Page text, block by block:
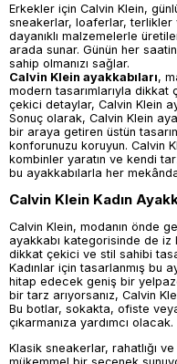
Erkekler için Calvin Klein,
sneakerlar, loaferlar, terlikler
dayanıklı malzemelerle
arada sunar. Günün her
sahip olmanızı sağlar.
Calvin Klein ayakkabıları,
modern tasarımlarıyla
çekici detaylar, Calvin Klein
Sonuç olarak, Calvin Klein
bir araya getiren üstün
konforunuzu koruyun. Calvin
kombinler yaratın ve kendi
bu ayakkabılarla her mekânda
Calvin Klein Kadın
Calvin Klein, modanın önde
ayakkabı kategorisinde de iz
dikkat çekici ve stil sahibi
Kadınlar için tasarlanmış bu
hitap edecek geniş bir
bir tarz arıyorsanız, Calvin
Bu botlar, sokakta, ofiste
çıkarmanıza yardımcı olacak.
Klasik sneakerlar, rahatlığı